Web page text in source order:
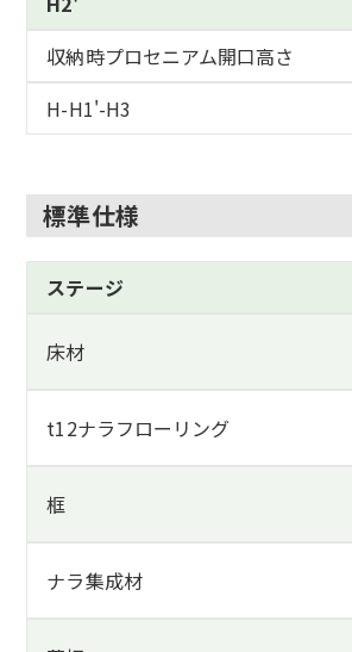
収納時プロセニアム開口高さ
H-H1'-H3
標準仕様
ステージ
床材
t12ナラフローリング
框
ナラ集成材